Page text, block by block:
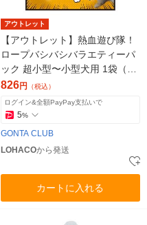
アウトレット
【アウトレット】熱血遊び隊！
ロープバシバシバラエティーパ
ック 超小型〜小型犬用 1袋（5
個入）マルカン 犬用 おもちゃ
826円 （税込）
ログイン&全額PayPay支払いで
5%
GONTA CLUB
LOHACOから発送
カートに入れる